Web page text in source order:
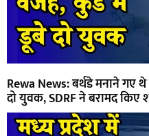
Rewa News: बर्थडे मनाने गए
दो युवक, SDRF ने बरामद किए